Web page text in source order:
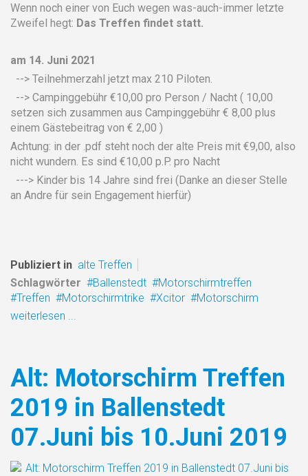
Wenn noch einer von Euch wegen was-auch-immer letzte
Zweifel hegt: Das Treffen findet statt.
am 14. Juni 2021
--> Teilnehmerzahl jetzt max 210 Piloten.
--> Campinggebühr €10,00 pro Person / Nacht ( 10,00
setzen sich zusammen aus Campinggebühr € 8,00 plus
einem Gästebeitrag von € 2,00 )
Achtung: in der .pdf steht noch der alte Preis mit €9,00, also
nicht wundern. Es sind €10,00 p.P. pro Nacht
---> Kinder bis 14 Jahre sind frei (Danke an dieser Stelle
an Andre für sein Engagement hierfür)
Publiziert in alte Treffen
Schlagwörter
Ballenstedt
Motorschirmtreffen
Treffen
Motorschirmtrike Xcitor
Motorschirm
weiterlesen ...
Alt: Motorschirm Treffen
2019 in Ballenstedt
07.Juni bis 10.Juni 2019